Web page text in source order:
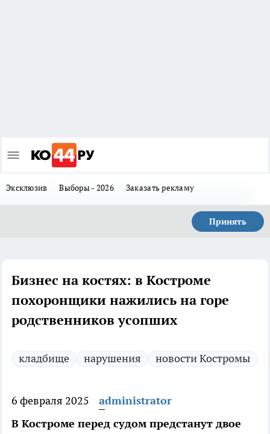
Эксклюзив Выборы - 2026 Заказать рекламу
Принять
Бизнес на костях: в Костроме
похоронщики нажились на горе
родственников усопших
кладбище нарушения новости Костромы
6 февраля 2025
administrator
В Костроме перед судом предстанут двое